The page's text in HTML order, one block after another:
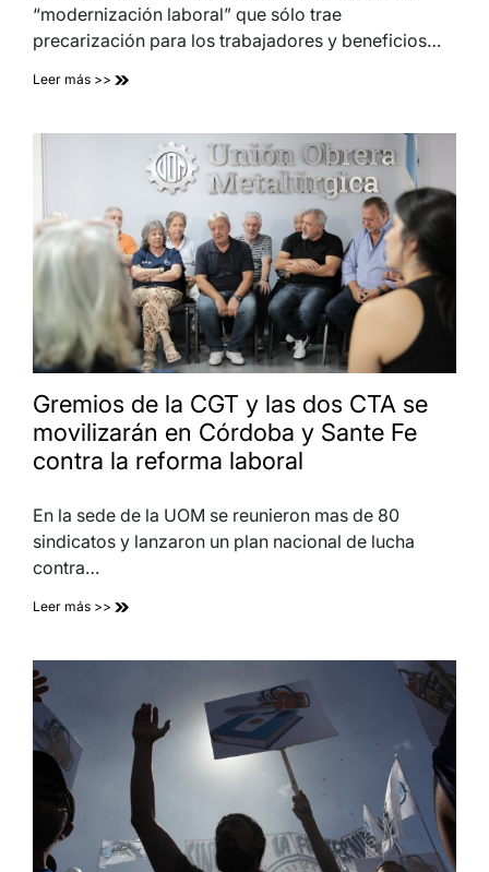
“modernización laboral” que sólo trae
precarización para los trabajadores y beneficios…
Leer más >>
Gremios de la CGT y las dos CTA se
movilizarán en Córdoba y Sante Fe
contra la reforma laboral
En la sede de la UOM se reunieron mas de 80
sindicatos y lanzaron un plan nacional de lucha
contra…
Leer más >>